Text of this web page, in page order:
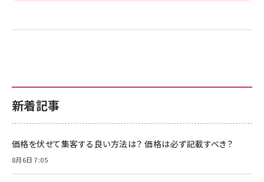
新着記事
価格を伏せて集客する良い方法は？ 価格は必ず記載すべき？
8月6日 7:05